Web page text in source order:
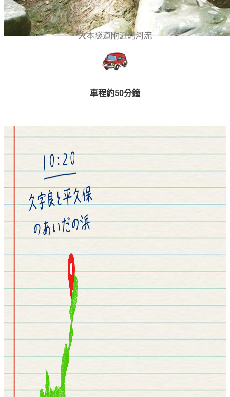
大本隧道附近的河流
車程約50分鐘